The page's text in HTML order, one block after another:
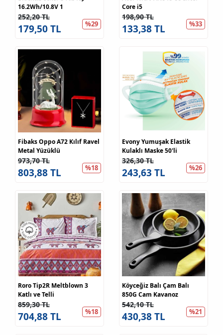
16.2Wh/10.8V 1
252,20 TL
%29
179,50 TL
Core i5
198,90 TL
%33
133,38 TL
Fibaks Oppo A72 Kılıf Ravel
Metal Yüzüklü
973,70 TL
%18
803,88 TL
Evony Yumuşak Elastik
Kulaklı Maske 50'li
326,30 TL
%26
243,63 TL
Roro Tip2R Meltblown 3
Katlı ve Telli
859,30 TL
%18
704,88 TL
Köyceğiz Balı Çam Balı
850G Cam Kavanoz
542,10 TL
%21
430,38 TL